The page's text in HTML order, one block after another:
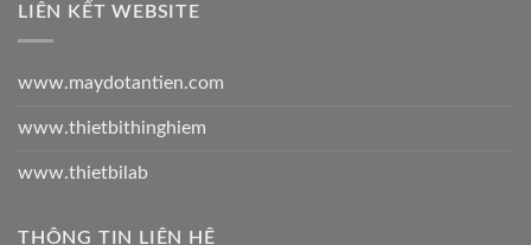
LIÊN KẾT WEBSITE
www.maydotantien.com
www.thietbithinghiem
www.thietbilab
THÔNG TIN LIÊN HỆ